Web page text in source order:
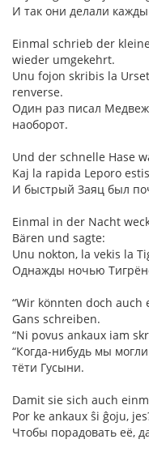
И так они делали
Einmal schrieb der
wieder umgekehrt.
Unu fojon skribis la
renverse.
Один раз писал
наоборот.
Und der schnelle Hase
Kaj la rapida Leporo
И быстрый Заяц был
Einmal in der Nacht
Bären und sagte:
Unu nokton, la vekis la
Однажды ночью
“Wir könnten doch
Gans schreiben.
“Ni povus ankaux iam
“Когда-нибудь мы
тёти Гусыни.
Damit sie sich auch
Por ke ankaux ŝi ĝoju,
Чтобы порадовать её,